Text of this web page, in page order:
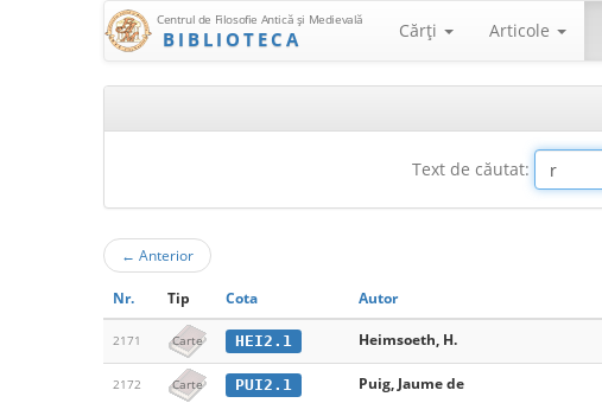
Centrul de Filosofie Antică şi Medievală
BIBLIOTECA Cărţi Articole
Text de căutat:
← Anterior
Nr. Tip Cota Autor
2171 Carte HEI2.1 Heimsoeth, H.
2172 Carte PUI2.1 Puig, Jaume de